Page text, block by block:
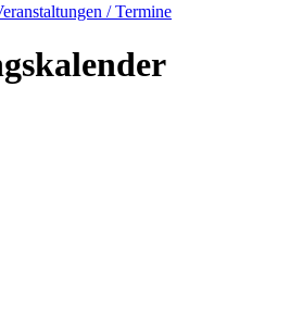
/ Termine